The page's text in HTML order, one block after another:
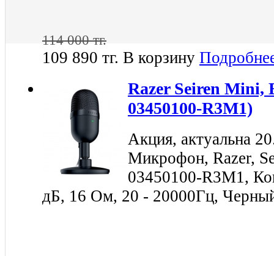
114 000 тг.
109 890 тг. В корзину
Razer Seiren Mini,
03450100-R3M1)
Акция, актуальна
Микрофон, Razer,
03450100-R3M1,
дБ, 16 Ом, 20 - 20000Гц,